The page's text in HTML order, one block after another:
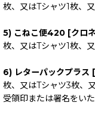
枚、又はTシャツ1枚、
5) こねこ便420 [クロ
枚、又はTシャツ1枚、
6) レターパックプラス
枚、又はTシャツ3枚、
受領印または署名をい